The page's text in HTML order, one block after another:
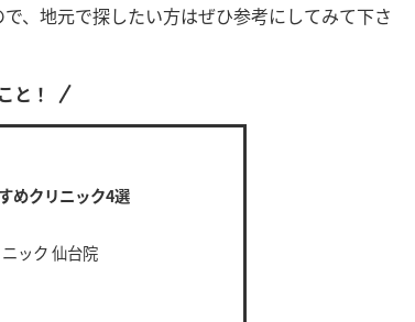
、地元で探したい方はぜひ参考にしてみて下さ
と！
めクリニック4選
ック 仙台院